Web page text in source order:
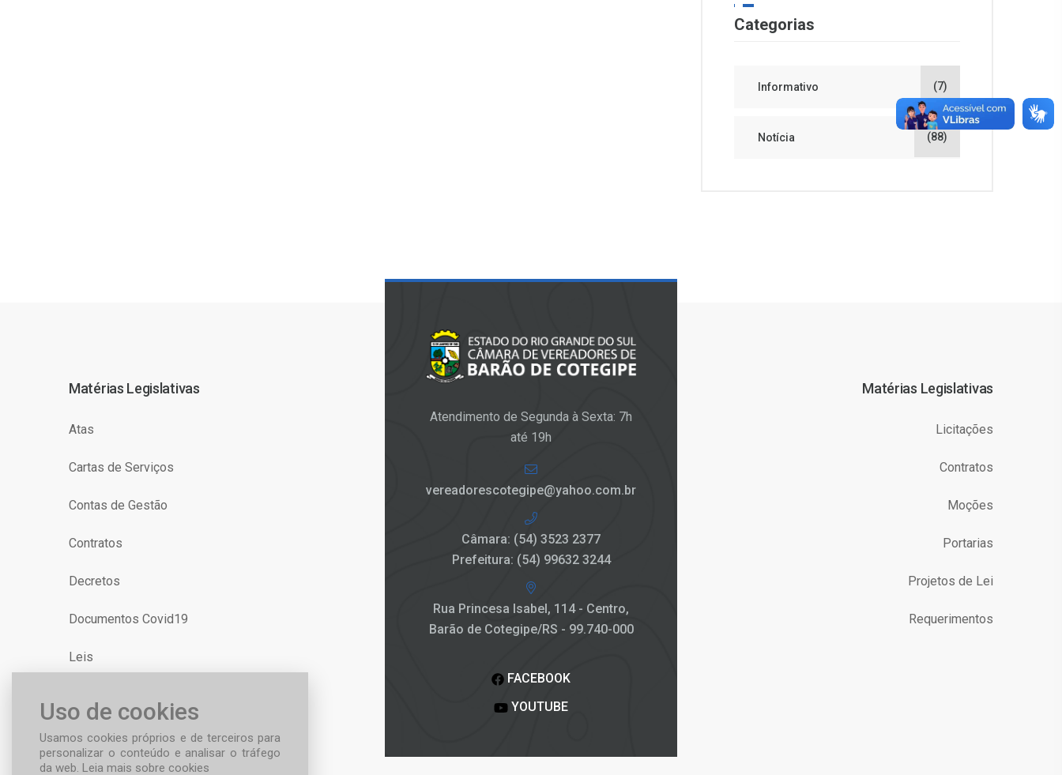
Categorias
Informativo (7)
Notícia (88)
Matérias Legislativas
Atas
Cartas de Serviços
Contas de Gestão
Contratos
Decretos
Documentos Covid19
Leis
Atendimento de Segunda à Sexta: 7h
até 19h
vereadorescotegipe@yahoo.com.br
Câmara: (54) 3523 2377
Prefeitura: (54) 99632 3244
Rua Princesa Isabel, 114 - Centro,
Barão de Cotegipe/RS - 99.740-000
FACEBOOK
YOUTUBE
Matérias Legislativas
Licitações
Contratos
Moções
Portarias
Projetos de Lei
Requerimentos
Uso de cookies
Usamos cookies próprios e de terceiros para
personalizar o conteúdo e analisar o tráfego
da web. Leia mais sobre cookies